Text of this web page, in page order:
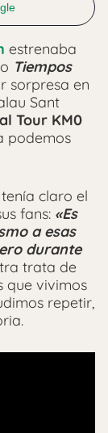
estrenaba
Tiempos
sorpresa en
Sant
Tour KM0
podemos
tenía claro el
fans: «Es
a esas
durante
trata de
que vivimos
repetir,